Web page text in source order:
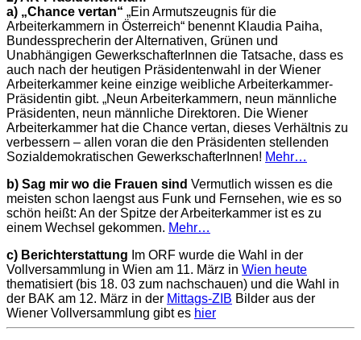
a) „Chance vertan“ „Ein Armutszeugnis für die
Arbeiterkammern in Österreich“ benennt Klaudia Paiha,
Bundessprecherin der Alternativen, Grünen und
Unabhängigen GewerkschafterInnen die Tatsache, dass es
auch nach der heutigen Präsidentenwahl in der Wiener
Arbeiterkammer keine einzige weibliche Arbeiterkammer-
Präsidentin gibt. „Neun Arbeiterkammern, neun männliche
Präsidenten, neun männliche Direktoren. Die Wiener
Arbeiterkammer hat die Chance vertan, dieses Verhältnis zu
verbessern – allen voran die den Präsidenten stellenden
Sozialdemokratischen GewerkschafterInnen! Mehr…
b) Sag mir wo die Frauen sind Vermutlich wissen es die
meisten schon laengst aus Funk und Fernsehen, wie es so
schön heißt: An der Spitze der Arbeiterkammer ist es zu
einem Wechsel gekommen. Mehr…
c) Berichterstattung Im ORF wurde die Wahl in der
Vollversammlung in Wien am 11. März in Wien heute
thematisiert (bis 18. 03 zum nachschauen) und die Wahl in
der BAK am 12. März in der Mittags-ZIB Bilder aus der
Wiener Vollversammlung gibt es hier